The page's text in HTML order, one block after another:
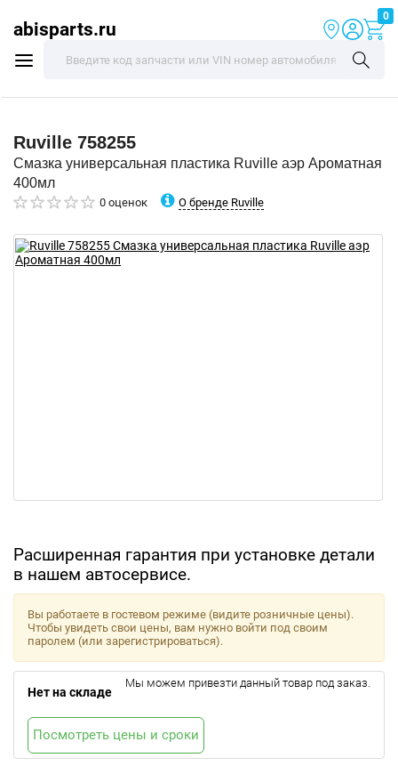
abisparts.ru
0
Ruville 758255
Смазка универсальная пластика Ruville аэр Ароматная
400мл
0 оценок О бренде Ruville
Расширенная гарантия при установке детали
в нашем автосервисе.
Вы работаете в гостевом режиме (видите розничные цены).
Чтобы увидеть свои цены, вам нужно войти под своим
паролем (или зарегистрироваться).
Нет на складе
Мы можем привезти данный товар под заказ.
Посмотреть цены и сроки